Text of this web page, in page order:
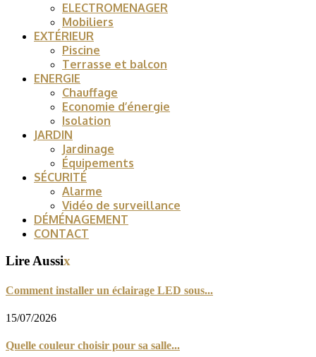
ELECTROMENAGER
Mobiliers
EXTÉRIEUR
Piscine
Terrasse et balcon
ENERGIE
Chauffage
Economie d’énergie
Isolation
JARDIN
Jardinage
Équipements
SÉCURITÉ
Alarme
Vidéo de surveillance
DÉMÉNAGEMENT
CONTACT
Lire Aussix
Comment installer un éclairage LED sous...
15/07/2026
Quelle couleur choisir pour sa salle...